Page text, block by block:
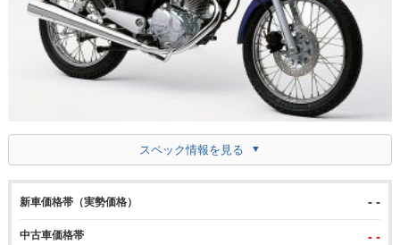
スペック情報を見る
新車価格帯（実勢価格） - -
中古車価格帯 - -